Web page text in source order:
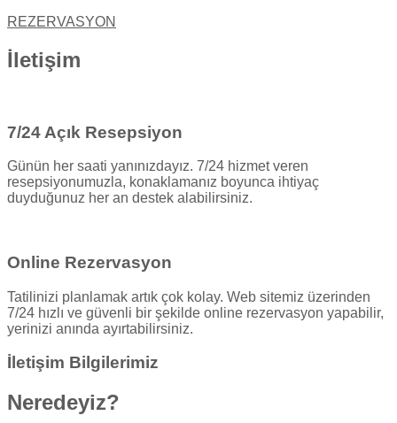
REZERVASYON
İletişim
7/24 Açık Resepsiyon
Günün her saati yanınızdayız. 7/24 hizmet veren
resepsiyonumuzla, konaklamanız boyunca ihtiyaç
duyduğunuz her an destek alabilirsiniz.
Online Rezervasyon
Tatilinizi planlamak artık çok kolay. Web sitemiz üzerinden
7/24 hızlı ve güvenli bir şekilde online rezervasyon yapabilir,
yerinizi anında ayırtabilirsiniz.
İletişim Bilgilerimiz
Neredeyiz?